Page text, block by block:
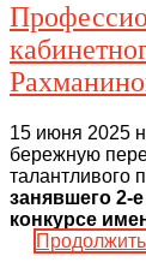
15 июня 2025
бережную
талантливого
занявшего 2-
конкурсе